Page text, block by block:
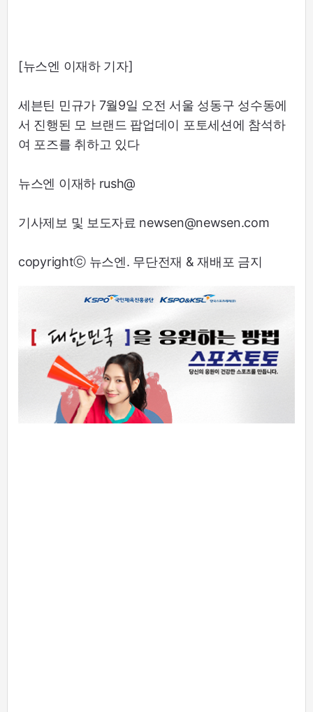
[뉴스엔 이재하 기자]
세븐틴 민규가 7월9일 오전 서울 성동구 성수동에
서 진행된 모 브랜드 팝업데이 포토세션에 참석하
여 포즈를 취하고 있다
뉴스엔 이재하 rush@
기사제보 및 보도자료 newsen@newsen.com
copyrightⓒ 뉴스엔. 무단전재 & 재배포 금지